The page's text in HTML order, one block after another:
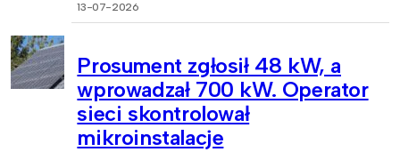
13-07-2026
Prosument zgłosił 48 kW, a
wprowadzał 700 kW. Operator
sieci skontrolował
mikroinstalacje